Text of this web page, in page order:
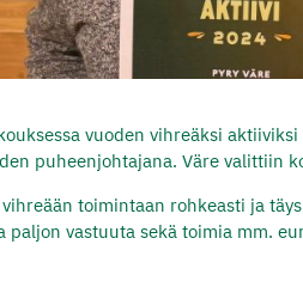
vuoden vihreäksi
puheenjohtajana. Väre valittiin
toimintaan rohkeasti ja
paljon vastuuta sekä toimia mm.